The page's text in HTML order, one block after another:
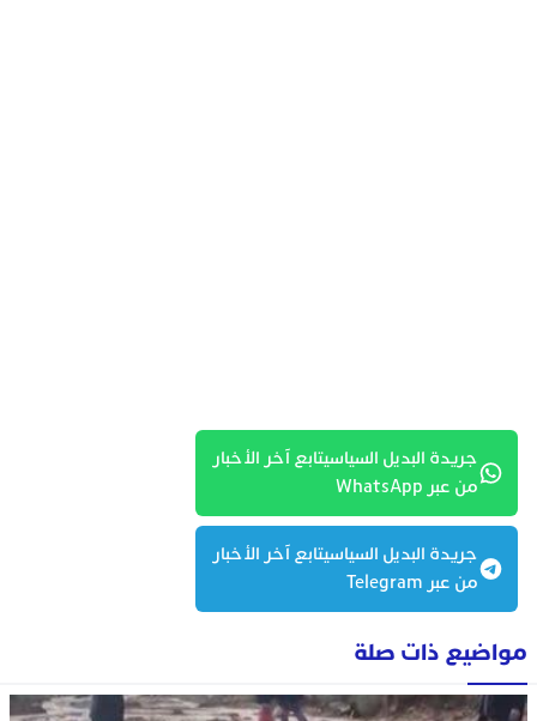
جريدة البديل السياسيتابع آخر الأخبار
من عبر WhatsApp
جريدة البديل السياسيتابع آخر الأخبار
من عبر Telegram
مواضيع ذات صلة